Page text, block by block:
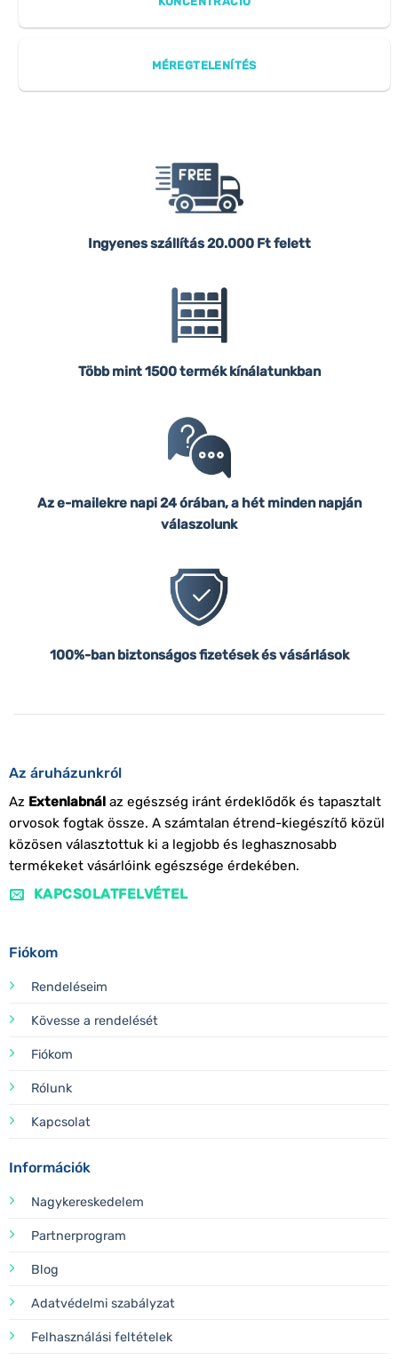
MÉREGTELENÍTÉS
Ingyenes szállítás20.000 Ft felett
Több mint 1500 termék kínálatunkban
Az e-mailekre napi 24 órában, a hét minden napján
válaszolunk
100%-ban biztonságos fizetések és vásárlások
Az áruházunkról
Az Extenlabnálaz egészség iránt érdeklődők és tapasztalt
orvosok fogtak össze. A számtalan étrend-kiegészítő közül
közösen választottuk ki a legjobb és leghasznosabb
termékeket vásárlóink egészsége érdekében.
KAPCSOLATFELVÉTEL
Fiókom
Rendeléseim
Kövesse a rendelését
Fiókom
Rólunk
Kapcsolat
Információk
Nagykereskedelem
Partnerprogram
Blog
Adatvédelmi szabályzat
Felhasználási feltételek